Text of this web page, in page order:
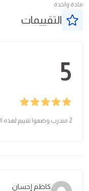
مادة واحدة
التقييمات
5
2 متدرب وضعوا تقييم لهذه الدورة.
كاظم إحسان